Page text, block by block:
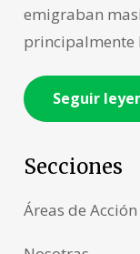
emigraban
principalmente
Seguir
Secciones
Áreas de Acción